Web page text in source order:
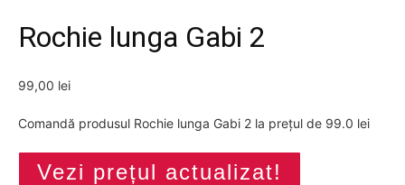
Rochie lunga Gabi 2
99,00 lei
Comandă produsul Rochie lunga Gabi 2 la prețul de 99.0 lei
Vezi prețul actualizat!